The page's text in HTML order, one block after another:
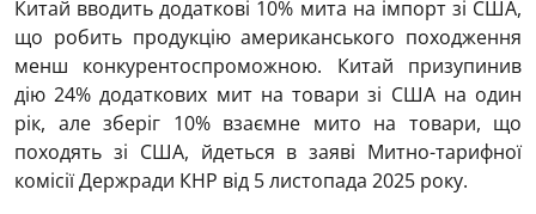
Китай вводить додаткові 10% мита на імпорт зі США,
що робить продукцію американського походження
менш конкурентоспроможною. Китай призупинив
дію 24% додаткових мит на товари зі США на один
рік, але зберіг 10% взаємне мито на товари, що
походять зі США, йдеться в заяві Митно-тарифної
комісії Держради КНР від 5 листопада 2025 року.